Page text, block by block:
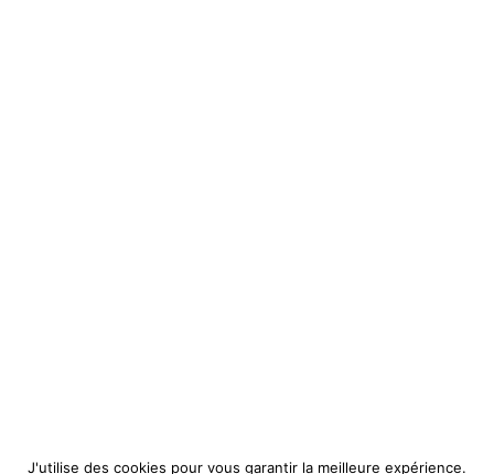
J'utilise des cookies pour vous garantir la meilleure expérience.